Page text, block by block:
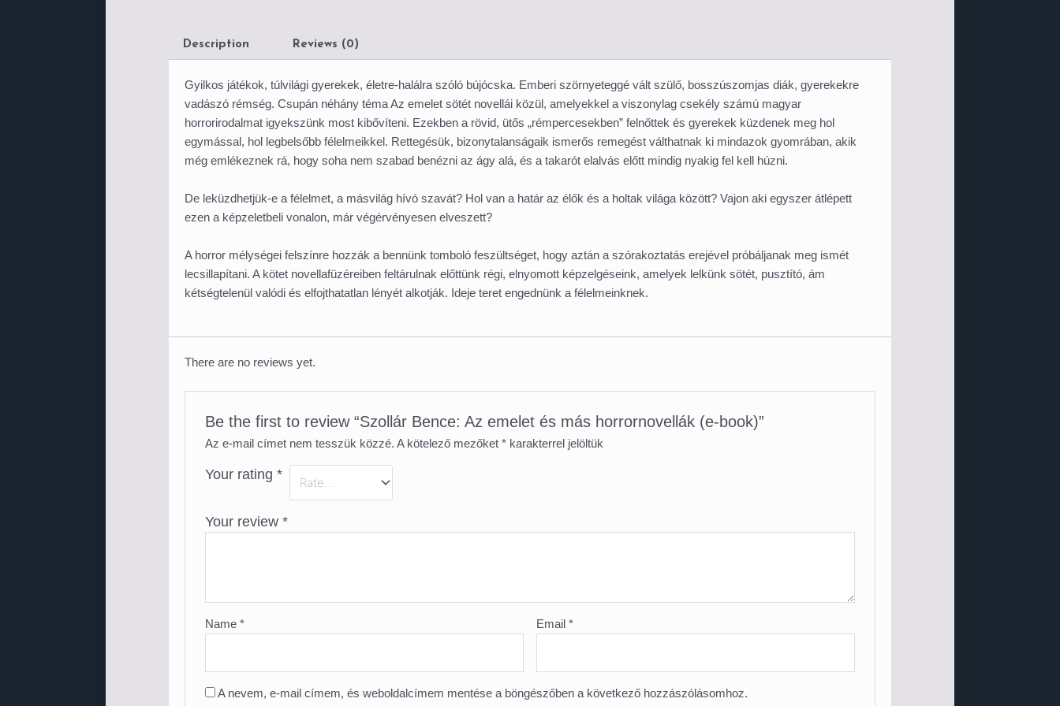
Description Reviews (0)
Gyilkos ​játékok, túlvilági gyerekek, életre-halálra szóló bújócska. Emberi szörnyeteggé vált szülő, bosszúszomjas diák, gyerekekre
vadászó rémség. Csupán néhány téma Az emelet sötét novellái közül, amelyekkel a viszonylag csekély számú magyar
horrorirodalmat igyekszünk most kibővíteni. Ezekben a rövid, ütős „rémpercesekben” felnőttek és gyerekek küzdenek meg hol
egymással, hol legbelsőbb félelmeikkel. Rettegésük, bizonytalanságaik ismerős remegést válthatnak ki mindazok gyomrában, akik
még emlékeznek rá, hogy soha nem szabad benézni az ágy alá, és a takarót elalvás előtt mindig nyakig fel kell húzni.
De leküzdhetjük-e a félelmet, a másvilág hívó szavát? Hol van a határ az élők és a holtak világa között? Vajon aki egyszer átlépett
ezen a képzeletbeli vonalon, már végérvényesen elveszett?
A horror mélységei felszínre hozzák a bennünk tomboló feszültséget, hogy aztán a szórakoztatás erejével próbáljanak meg ismét
lecsillapítani. A kötet novellafüzéreiben feltárulnak előttünk régi, elnyomott képzelgéseink, amelyek lelkünk sötét, pusztító, ám
kétségtelenül valódi és elfojthatatlan lényét alkotják. Ideje teret engednünk a félelmeinknek.
There are no reviews yet.
Be the first to review “Szollár Bence: Az ​emelet és más horrornovellák (e-book)”
Az e-mail címet nem tesszük közzé. A kötelező mezőket* karakterrel jelöltük
Your rating*
Your review*
Name* Email*
A nevem, e-mail címem, és weboldalcímem mentése a böngészőben a következő hozzászólásomhoz.